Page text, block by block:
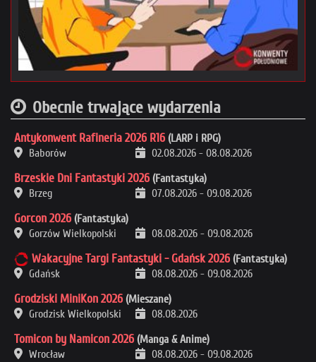
Obecnie trwające wydarzenia
Antykonwent Rafineria 2026 R16 (LARP i RPG)
Baborów
02.08.2026 - 08.08.2026
Brzeskie Dni Fantastyki 2026 (Fantastyka)
Brzeg
07.08.2026 - 09.08.2026
Gorcon 2026 (Fantastyka)
Gorzów Wielkopolski
08.08.2026 - 09.08.2026
Wakacyjne Targi Fantastyki - Gdańsk 2026 (Fantastyka)
Gdańsk
08.08.2026 - 09.08.2026
Grodziski MiniKon 2026 (Mieszane)
Grodzisk Wielkopolski
08.08.2026
Tomicon by Namicon 2026 (Manga & Anime)
Wrocław
08.08.2026 - 09.08.2026